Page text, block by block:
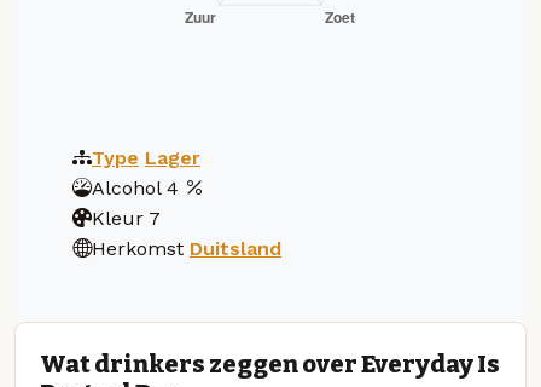
Type Lager
Alcohol 4
Kleur 7
Herkomst Duitsland
Wat drinkers zeggen over Everyday Is